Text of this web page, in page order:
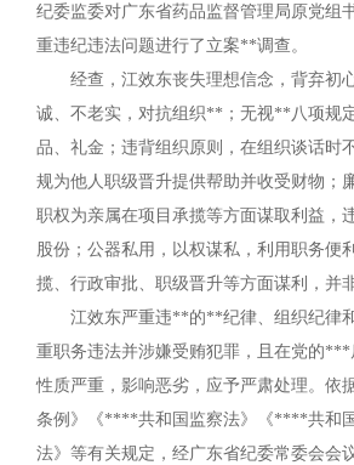
纪委监委对广东省药品监督管理局原党组
重违纪违法问题进行了立案**调查。
经查，江效东丧失理想信念，背弃初
诚、不老实，对抗组织**；无视**八项规
品、礼金；违背组织原则，在组织谈话时
规为他人职级晋升提供帮助并收受财物；
职权为亲属在项目承揽等方面谋取利益，
股份；公器私用，以权谋私，利用职务便
揽、行政审批、职级晋升等方面谋利，并
江效东严重违**的**纪律、组织纪律
重职务违法并涉嫌受贿犯罪，且在党的***
性质严重，影响恶劣，应予严肃处理。依
条例》《****共和国监察法》《****共和
法》等有关规定，经广东省纪委常委会会